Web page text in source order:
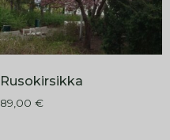
Rusokirsikka
89,00 €